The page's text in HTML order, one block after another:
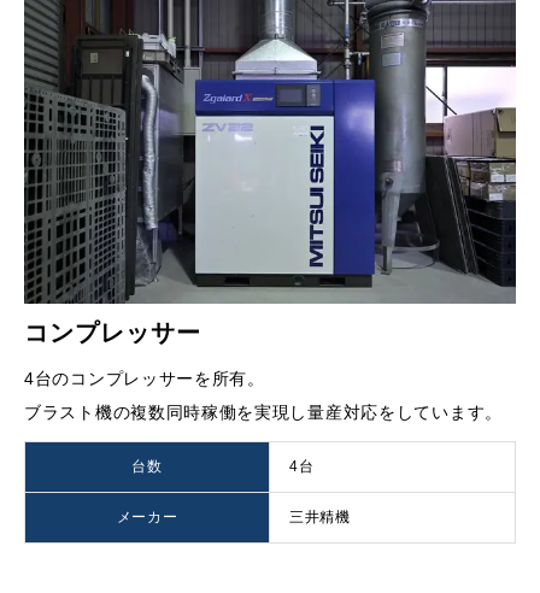
コンプレッサー
4台のコンプレッサーを所有。
ブラスト機の複数同時稼働を実現し量産対応をしています。
台数 4台
メーカー 三井精機